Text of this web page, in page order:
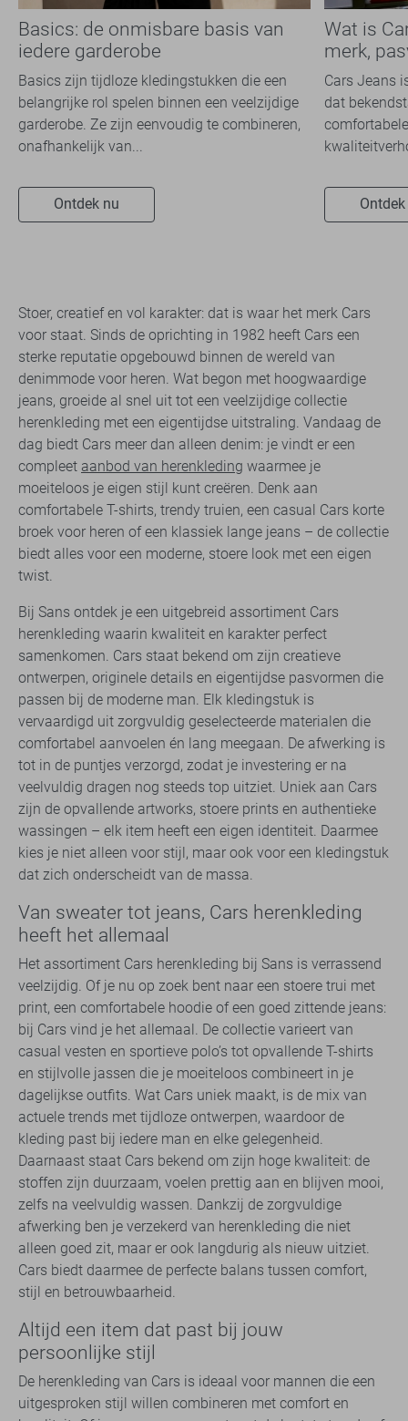
Basics: de onmisbare basis van
iedere garderobe
Basics zijn tijdloze kledingstukken die een
belangrijke rol spelen binnen een veelzijdige
garderobe. Ze zijn eenvoudig te combineren,
onafhankelijk van...
Ontdek nu
Wat is
merk,
Cars Jeans
dat
Stoer, creatief en vol karakter: dat is waar het merk Cars
voor staat. Sinds de oprichting in 1982 heeft Cars een
sterke reputatie opgebouwd binnen de wereld van
denimmode voor heren. Wat begon met hoogwaardige
jeans, groeide al snel uit tot een veelzijdige collectie
herenkleding met een eigentijdse uitstraling. Vandaag de
dag biedt Cars meer dan alleen denim: je vindt er een
compleet aanbod van herenkleding waarmee je
moeiteloos je eigen stijl kunt creëren. Denk aan
comfortabele T-shirts, trendy truien, een casual Cars korte
broek voor heren of een klassiek lange jeans – de collectie
biedt alles voor een moderne, stoere look met een eigen
twist.
Bij Sans ontdek je een uitgebreid assortiment Cars
herenkleding waarin kwaliteit en karakter perfect
samenkomen. Cars staat bekend om zijn creatieve
ontwerpen, originele details en eigentijdse pasvormen die
passen bij de moderne man. Elk kledingstuk is
vervaardigd uit zorgvuldig geselecteerde materialen die
comfortabel aanvoelen én lang meegaan. De afwerking is
tot in de puntjes verzorgd, zodat je investering er na
veelvuldig dragen nog steeds top uitziet. Uniek aan Cars
zijn de opvallende artworks, stoere prints en authentieke
wassingen – elk item heeft een eigen identiteit. Daarmee
kies je niet alleen voor stijl, maar ook voor een kledingstuk
dat zich onderscheidt van de massa.
Van sweater tot jeans, Cars herenkleding
heeft het allemaal
Het assortiment Cars herenkleding bij Sans is verrassend
veelzijdig. Of je nu op zoek bent naar een stoere trui met
print, een comfortabele hoodie of een goed zittende jeans:
bij Cars vind je het allemaal. De collectie varieert van
casual vesten en sportieve polo’s tot opvallende T-shirts
en stijlvolle jassen die je moeiteloos combineert in je
dagelijkse outfits. Wat Cars uniek maakt, is de mix van
actuele trends met tijdloze ontwerpen, waardoor de
kleding past bij iedere man en elke gelegenheid.
Daarnaast staat Cars bekend om zijn hoge kwaliteit: de
stoffen zijn duurzaam, voelen prettig aan en blijven mooi,
zelfs na veelvuldig wassen. Dankzij de zorgvuldige
afwerking ben je verzekerd van herenkleding die niet
alleen goed zit, maar er ook langdurig als nieuw uitziet.
Cars biedt daarmee de perfecte balans tussen comfort,
stijl en betrouwbaarheid.
Altijd een item dat past bij jouw
persoonlijke stijl
De herenkleding van Cars is ideaal voor mannen die een
uitgesproken stijl willen combineren met comfort en